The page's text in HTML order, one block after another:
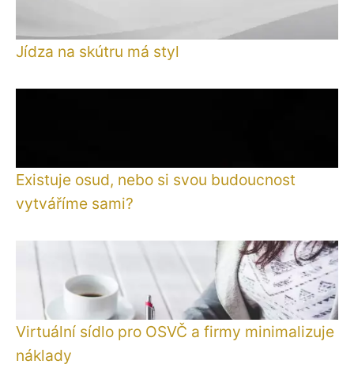
Jídza na skútru má styl
Existuje osud, nebo si svou budoucnost
vytváříme sami?
Virtuální sídlo pro OSVČ a firmy minimalizuje
náklady